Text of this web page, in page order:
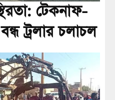
টেকনাফ-
ট্রলার চলাচল